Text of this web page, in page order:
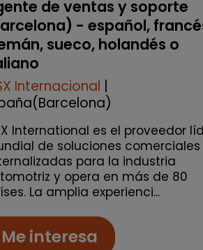
de ventas y soporte
- español,
sueco, holandés o
Internacional
International es el proveedor
de soluciones comerciales
para la industria
y opera en más de 80
La amplia experienci...
Me interesa